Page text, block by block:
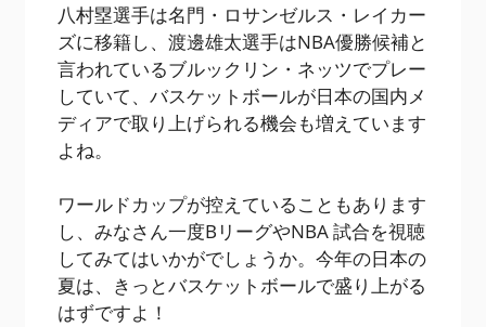
八村塁選手は名門・ロサンゼルス・レイカー
ズに移籍し、渡邊雄太選手はNBA優勝候補と
言われているブルックリン・ネッツでプレー
していて、バスケットボールが日本の国内メ
ディアで取り上げられる機会も増えています
よね。
ワールドカップが控えていることもあります
し、みなさん一度BリーグやNBA 試合を視聴
してみてはいかがでしょうか。今年の日本の
夏は、きっとバスケットボールで盛り上がる
はずですよ！